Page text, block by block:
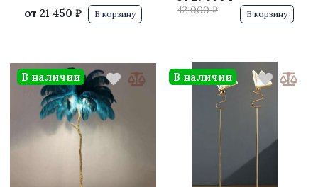
от 21 450 ₽ В корзину 42 000 ₽ В корзину
В наличии В наличии